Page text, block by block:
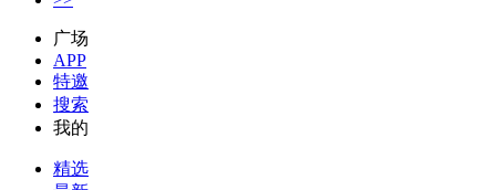
广场
APP
特邀
搜索
我的
精选